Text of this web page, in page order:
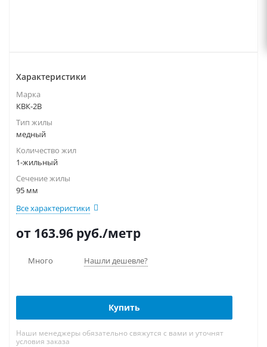
Характеристики
Марка
КВК-2В
Тип жилы
медный
Количество жил
1-жильный
Сечение жилы
95 мм
Все характеристики
от 163.96 руб./метр
Много Нашли дешевле?
Купить
Наши менеджеры обязательно свяжутся с вами и уточнят
условия заказа